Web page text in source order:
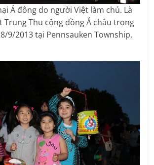
Á đông do người Việt làm chủ. Là
Trung Thu cộng đồng Á châu trong
9/2013 tại Pennsauken Township,